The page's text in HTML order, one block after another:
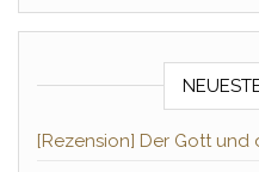
[Rezension] Der Gott und